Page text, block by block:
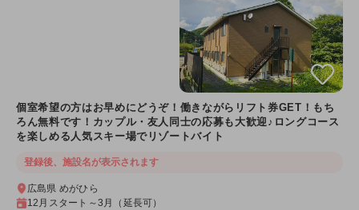
個室希望の方はお早めにどうぞ！働きながらリフト券GET！もち
ろん無料です！カップル・友人同士の応募も大歓迎♪ロングコース
を楽しめる人気スキー場でリゾートバイト
登録後、施設名が表示されます
広島県 めがひら
12月スタート～3月（延長可）